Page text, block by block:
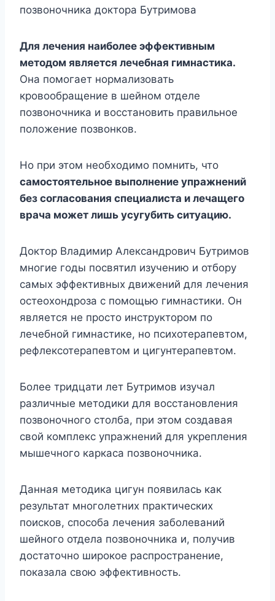
позвоночника доктора Бутримова
Для лечения наиболее эффективным
методом является лечебная гимнастика.
Она помогает нормализовать
кровообращение в шейном отделе
позвоночника и восстановить правильное
положение позвонков.
Но при этом необходимо помнить, что
самостоятельное выполнение упражнений
без согласования специалиста и лечащего
врача может лишь усугубить ситуацию.
Доктор Владимир Александрович Бутримов
многие годы посвятил изучению и отбору
самых эффективных движений для лечения
остеохондроза с помощью гимнастики. Он
является не просто инструктором по
лечебной гимнастике, но психотерапевтом,
рефлексотерапевтом и цигунтерапевтом.
Более тридцати лет Бутримов изучал
различные методики для восстановления
позвоночного столба, при этом создавая
свой комплекс упражнений для укрепления
мышечного каркаса позвоночника.
Данная методика цигун появилась как
результат многолетних практических
поисков, способа лечения заболеваний
шейного отдела позвоночника и, получив
достаточно широкое распространение,
показала свою эффективность.